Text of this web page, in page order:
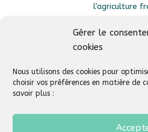
Gérer le
cookies
Nous utilisons des cookies pour
choisir vos préférences en matière de
savoir plus :
l’agriculture
Liens utiles
Suivez-nous
Aide & Support